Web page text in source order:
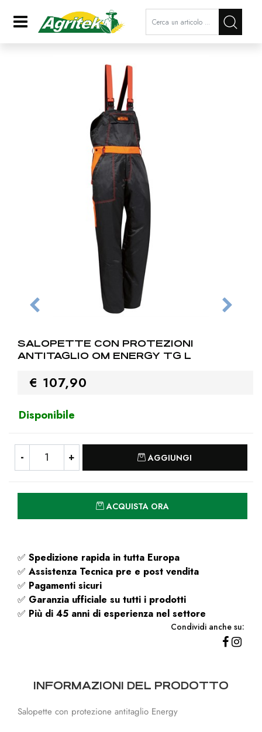
Open La modifica di un filtro
SALOPETTE CON PROTEZIONI
ANTITAGLIO OM ENERGY TG L
€ 107,90
Disponibile
AGGIUNGI
ACQUISTA ORA
✅ Spedizione rapida in tutta Europa
✅ Assistenza Tecnica pre e post vendita
✅ Pagamenti sicuri
✅ Garanzia ufficiale su tutti i prodotti
✅ Più di 45 anni di esperienza nel settore
Condividi anche su:
INFORMAZIONI DEL PRODOTTO
Salopette con protezione antitaglio Energy